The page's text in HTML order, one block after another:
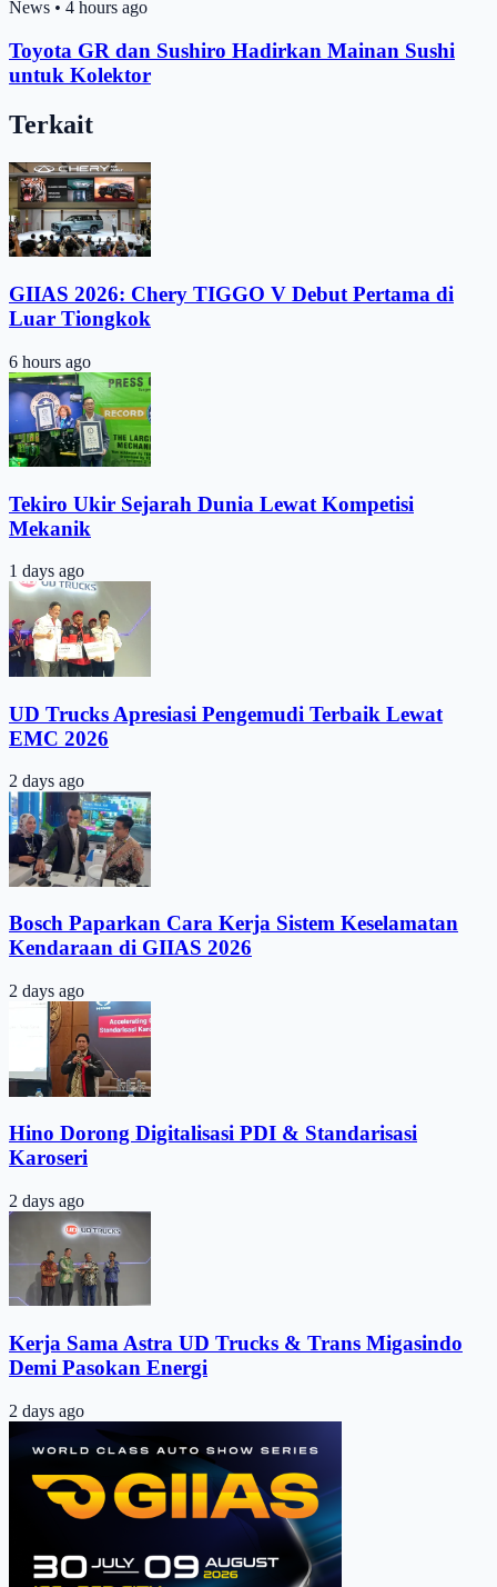
News • 4 hours ago
Toyota GR dan Sushiro Hadirkan Mainan Sushi
untuk Kolektor
Terkait
GIIAS 2026: Chery TIGGO V Debut Pertama di
Luar Tiongkok
6 hours ago
Tekiro Ukir Sejarah Dunia Lewat Kompetisi
Mekanik
1 days ago
UD Trucks Apresiasi Pengemudi Terbaik Lewat
EMC 2026
2 days ago
Bosch Paparkan Cara Kerja Sistem Keselamatan
Kendaraan di GIIAS 2026
2 days ago
Hino Dorong Digitalisasi PDI & Standarisasi
Karoseri
2 days ago
Kerja Sama Astra UD Trucks & Trans Migasindo
Demi Pasokan Energi
2 days ago